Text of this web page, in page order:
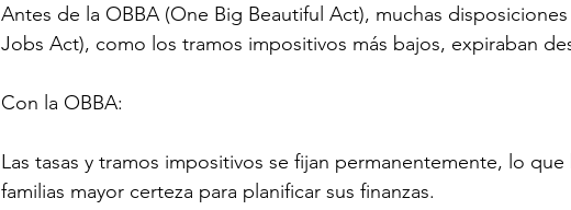
Antes de la OBBA (One Big Beautiful Act), muchas
Jobs Act), como los tramos impositivos más bajos, expiraban
Con la OBBA:
Las tasas y tramos impositivos se fijan permanentemente, lo
familias mayor certeza para planificar sus finanzas.